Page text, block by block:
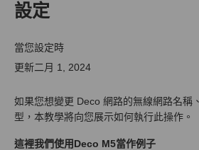
設定
當您設定時
更新二月 1, 2024
如果您想變更 Deco 網路的無線網路名稱
型，本教學將向您展示如何執行此操作。
這裡我們使用Deco M5當作例子